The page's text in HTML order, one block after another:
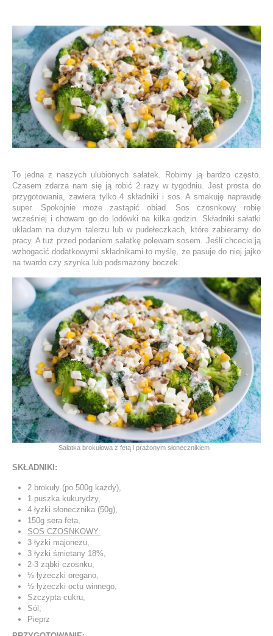
To jedna z naszych ulubionych sałatek. Robimy ją bardzo często.
Czasem zdarza nam się ją robić 2 razy w tygodniu. Jest prosta do
przygotowania, zawiera tylko 4 składniki i sos. A smakuję naprawdę
super. Spokojnie może zastąpić obiad. Sos czosnkowy robię
wcześniej i chowam go do lodówki na kilka godzin. Składniki sałatki
układam na dużym talerzu lub w pudełeczkach, które zabieramy do
pracy. A tuż przed podaniem sałatkę polewam sosem. Jeśli chcecie ją
wzbogacić dodatkowymi składnikami to myślę, że pasuje do niej jajko
na twardo czy szynka lub podsmażony boczek.
Sałatka brokułowa z fetą i prażonym słonecznikiem
SKŁADNIKI:
2 brokuły (po 500g każdy),
1 puszka kukurydzy,
4 łyżki słonecznika (50g),
150g sera feta,
SOS CZOSNKOWY:
3 łyżki majonezu,
3 łyżki śmietany 18%,
2-3 ząbki czosnku,
½ łyżeczki oregano,
½ łyżeczki octu winnego,
Szczypta cukru,
Sól,
Pieprz